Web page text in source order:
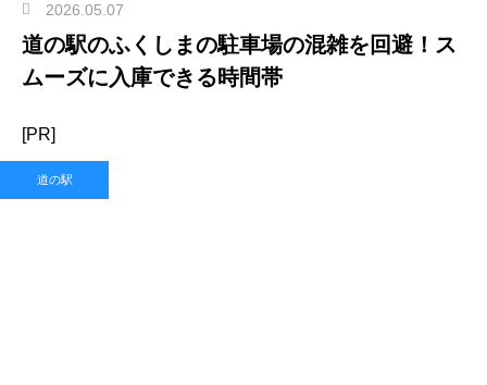
2026.05.07
道の駅のふくしまの駐車場の混雑を回避！ス
ムーズに入庫できる時間帯
[PR]
道の駅